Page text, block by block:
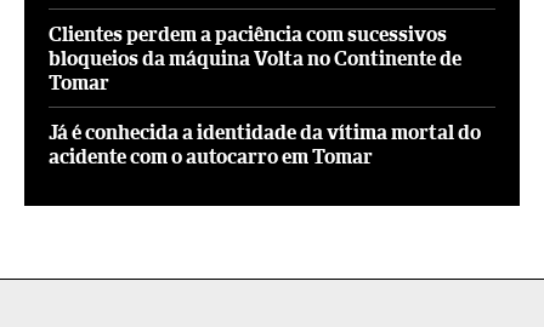
Clientes perdem a paciência com sucessivos
bloqueios da máquina Volta no Continente de
Tomar
Já é conhecida a identidade da vítima mortal do
acidente com o autocarro em Tomar